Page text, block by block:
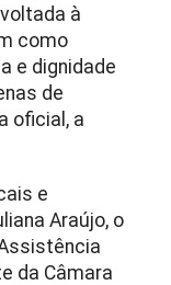
à
como
e dignidade
de
oficial, a
e
Araújo, o
da Câmara